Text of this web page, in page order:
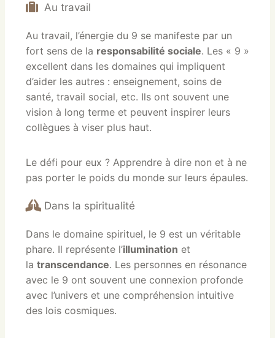
Au travail
Au travail, l’énergie du 9 se manifeste par un
fort sens de la responsabilité sociale. Les « 9 »
excellent dans les domaines qui impliquent
d’aider les autres : enseignement, soins de
santé, travail social, etc. Ils ont souvent une
vision à long terme et peuvent inspirer leurs
collègues à viser plus haut.
Le défi pour eux ? Apprendre à dire non et à ne
pas porter le poids du monde sur leurs épaules.
Dans la spiritualité
Dans le domaine spirituel, le 9 est un véritable
phare. Il représente l’illumination et
la transcendance. Les personnes en résonance
avec le 9 ont souvent une connexion profonde
avec l’univers et une compréhension intuitive
des lois cosmiques.